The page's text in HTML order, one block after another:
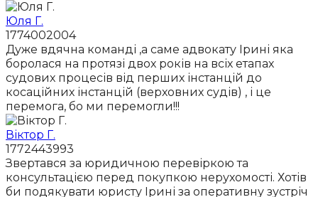
Юля Г.
1774002004
Дуже вдячна команді ,а саме адвокату Ірині яка
боролася на протязі двох років на всіх етапах
судових процесів від перших інстанцій до
косаційних інстанцій (верховних судів) , і це
перемога, бо ми перемогли!!!
Віктор Г.
1772443993
Звертався за юридичною перевіркою та
консультацією перед покупкою нерухомості. Хотів
би подякувати юристу Ірині за оперативну зустріч